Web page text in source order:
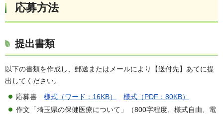
応募方法
提出書類
以下の書類を作成し、郵送またはメールにより【送付先】あてに提
出してください。
応募書 様式（ワード：16KB）
様式（PDF：80KB）
作文「埼玉県の保健医療について」（800字程度、様式自由、電